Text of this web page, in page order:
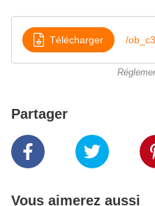
Télécharger
Partager
Vous aimerez aussi